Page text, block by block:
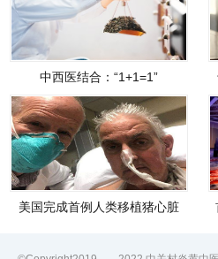
中西医结合：“1+1=1”
美国完成首例人类移植猪心脏